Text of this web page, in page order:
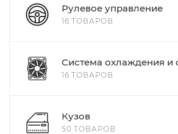
Рулевое управление
16 ТОВАРОВ
Система охлаждения и
16 ТОВАРОВ
Кузов
50 ТОВАРОВ